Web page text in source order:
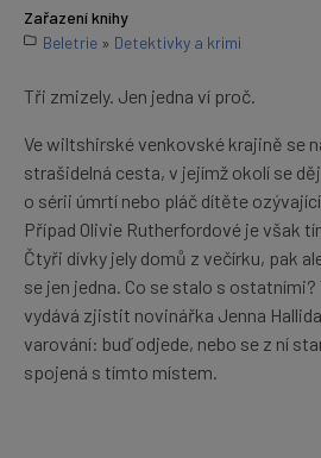
Zařazení knihy
Beletrie » Detektivky a krimi
Tři zmizely. Jen jedna ví proč.
Ve wiltshirské venkovské krajině se
strašidelná cesta, v jejímž okolí se
o sérii úmrtí nebo pláč dítěte
Případ Olivie Rutherfordové je však
Čtyři dívky jely domů z večírku, pak
se jen jedna. Co se stalo s
vydává zjistit novinářka Jenna
varování: buď odjede, nebo se z ní
spojená s tímto místem.